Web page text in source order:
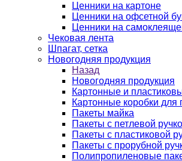
Ценники на картоне
Ценники на офсетной
Ценники на
Чековая лента
Шпагат, сетка
Новогодняя продукция
Назад
Новогодняя продукция
Картонные и
Картонные коробки для
Пакеты майка
Пакеты с петлевой
Пакеты с пластиковой
Пакеты с прорубной
Полипропиленовые